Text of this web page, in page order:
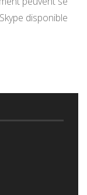
disponible